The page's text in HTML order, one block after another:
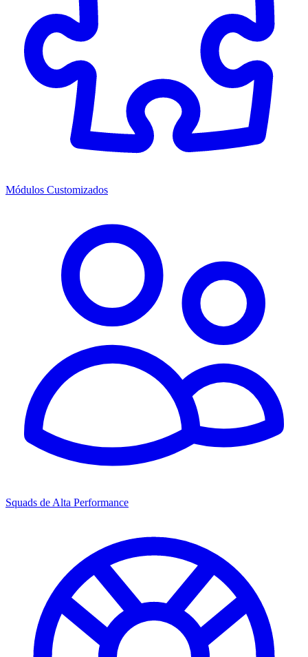
Módulos Customizados
Squads de Alta Performance